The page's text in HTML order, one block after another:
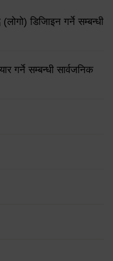
डिजिाइन गर्ने सम्बन्धी
गर्ने सम्बन्धी सार्वजनिक